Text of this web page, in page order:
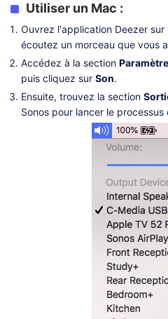
Utiliser un Mac :
Ouvrez l'application Deezer
écoutez un morceau que vous
Accédez à la section
puis cliquez sur Son.
Ensuite, trouvez la section
Sonos pour lancer le